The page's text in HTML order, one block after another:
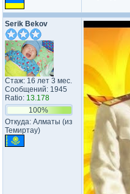
Serik Bekov
Стаж: 16 лет 3 мес.
Сообщений: 1945
Ratio: 13.178
100%
Откуда: Алматы (из
Темиртау)